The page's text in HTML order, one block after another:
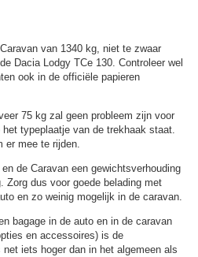
van 1340 kg, niet te zwaar
Dacia Lodgy TCe 130. Controleer wel
ook in de officiële papieren
75 kg zal geen probleem zijn voor
typeplaatje van de trekhaak staat.
er mee te rijden.
de Caravan een gewichtsverhouding
dus voor goede belading met
en zo weinig mogelijk in de caravan.
bagage in de auto en in de caravan
en accessoires) is de
iets hoger dan in het algemeen als